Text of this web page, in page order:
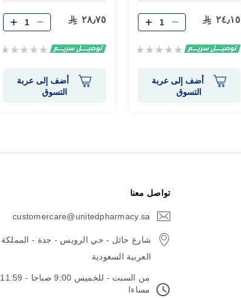
٢٤٫١٥
Rating:
أضف إلى عربة
التسوق
٢٨٫٧٥
Rating:
أضف إلى عربة
التسوق
تواصل معنا
customercare@unitedpharmacy.sa
شارع حائل - حي الرويس - جدة - المملكة
العربية السعودية
من السبت - للخميس 9:00 صباحا - 11:59
مساءا